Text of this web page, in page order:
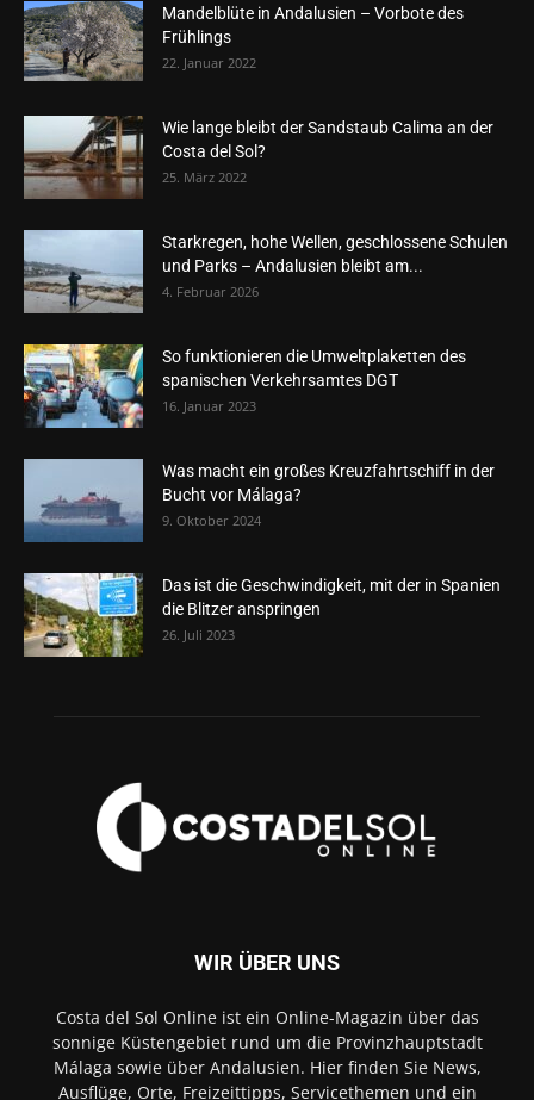
Mandelblüte in Andalusien – Vorbote des
Frühlings
22. Januar 2022
Wie lange bleibt der Sandstaub Calima an der
Costa del Sol?
25. März 2022
Starkregen, hohe Wellen, geschlossene Schulen
und Parks – Andalusien bleibt am...
4. Februar 2026
So funktionieren die Umweltplaketten des
spanischen Verkehrsamtes DGT
16. Januar 2023
Was macht ein großes Kreuzfahrtschiff in der
Bucht vor Málaga?
9. Oktober 2024
Das ist die Geschwindigkeit, mit der in Spanien
die Blitzer anspringen
26. Juli 2023
WIR ÜBER UNS
Costa del Sol Online ist ein Online-Magazin über das
sonnige Küstengebiet rund um die Provinzhauptstadt
Málaga sowie über Andalusien. Hier finden Sie News,
Ausflüge, Orte, Freizeittipps, Servicethemen und ein